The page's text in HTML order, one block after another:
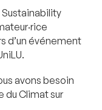
Sustainability
d’un événement
avons besoin
du Climat sur